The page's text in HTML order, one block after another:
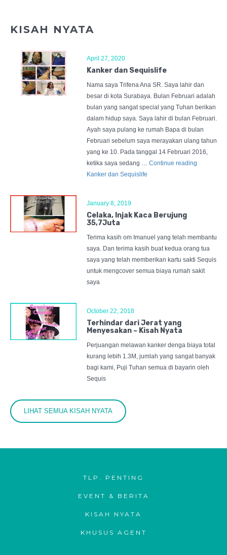
KISAH NYATA
April 27, 2020
Kanker dan Sequislife
Nama saya Trifena Ana SR. Saya lahir dan
besar di kota Surabaya. Bulan Februari adalah
bulan yang sangat special yang Tuhan berikan
dalam hidup saya. Saya lahir di bulan Februari.
Ayah saya pulang ke rumah Bapa di bulan
Februari sebelum saya merayakan ulang tahun
yang ke 10. Pada tanggal 14 Februari 2016,
ketika saya sedang … Continue reading
Kanker dan Sequislife
January 8, 2019
Celaka, Injak Kaca Berujung
35,7Juta
Terima kasih om Imanuel yang telah membantu
saya. Dan terima kasih buat kedua orang tua
saya yang telah memberikan kartu sakti Sequis
untuk mengcover semua biaya rumah sakit
saya
October 22, 2018
Terhindar dari Jerat yang
Menyesakan – Kisah Nyata
Perjuangan melawan kanker denga biaya total
kurang lebih 1.3M, jumlah yang sangat banyak
bagi kami, Puji Tuhan semua di bayarin oleh
Sequis
LIHAT SEMUA KISAH NYATA
TLP. PENTING
EVENT & BERITA
KISAH NYATA
KHUSUS AGENT